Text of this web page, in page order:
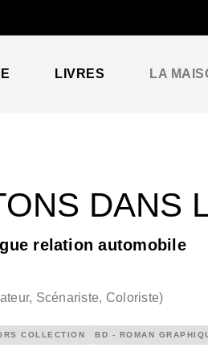
LIVRES LA
DANS
relation automobile
Scénariste, Coloriste)
COLLECTION BD - ROMAN